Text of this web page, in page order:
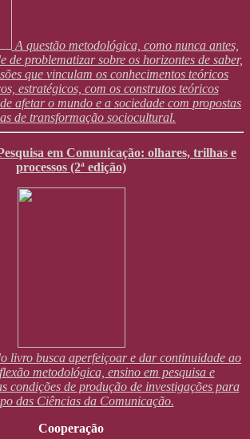
A questão metodológica, como nunca antes,
de problematizar sobre os horizontes de saber,
que vinculam os conhecimentos teóricos
estratégicos, com os construtos teóricos
afetar o mundo e a sociedade com propostas
de transformação sociocultural.
em Comunicação: olhares, trilhas e
processos (2ª edição)
livro busca aperfeiçoar e dar continuidade ao
metodológica, ensino em pesquisa e
condições de produção de investigações para
das Ciências da Comunicação.
Cooperação